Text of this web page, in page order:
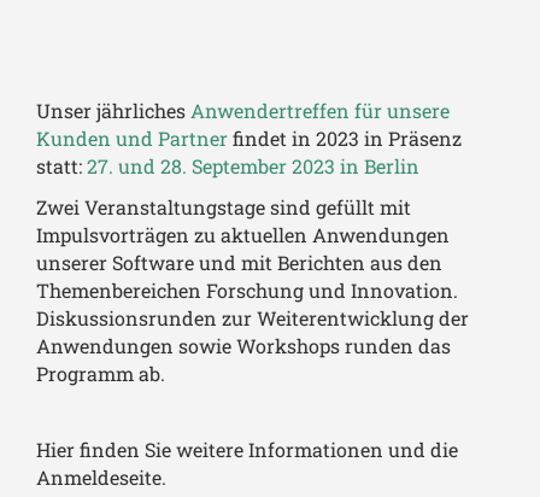
Unser jährliches Anwendertreffen für unsere
Kunden und Partnerfindet in 2023 in Präsenz
statt:27. und 28. September 2023 in Berlin
Zwei Veranstaltungstage sind gefüllt mit
Impulsvorträgen zu aktuellen Anwendungen
unserer Software und mit Berichten aus den
Themenbereichen Forschung und Innovation.
Diskussionsrunden zur Weiterentwicklung der
Anwendungen sowie Workshops runden das
Programm ab.
Hier finden Sie weitere Informationen und die
Anmeldeseite.